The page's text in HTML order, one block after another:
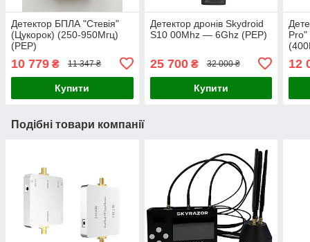
Детектор БПЛА "Стевія"
(Цукорок) (250-950Мгц)
(РЕР)
10 779 ₴ 11 347 ₴
Купити
Детектор дронів Skydroid
S10 00Мhz — 6Ghz (РЕР)
25 700₴ 32 000 ₴
Купити
Pro"
12
Подібні товари компанії